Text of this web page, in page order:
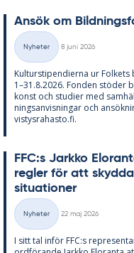
An­sök om
Kategorier
Nyheter
8 juni 2026
Kul­tursti­pen­di­er­na ur
1–31.8.2026. Fon­den stö­der
konst och stu­di­er med
nings­an­vis­ning­ar och
vis­tys­ra­has­to.fi.
FFC:s Jark­ko
reg­ler för att
si­tu­a­tio­ner
Kategorier
Nyheter
22 maj 2026
I sitt tal in­för FFC:s